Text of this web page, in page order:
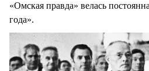
«Омская правда» велась
года».